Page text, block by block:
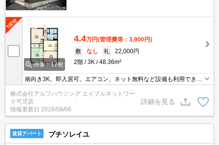
画像：17枚
4.4万円(管理費等：3,900円)
敷
なし 礼
22,000円
2階
3K 48.36m²
南向き3K。即入居可。エアコン、ネット無料など設備も利用できま
す。
株式会社アルフハウジング エイブルネットワー
ク可児店
情報更新日 2026/08/06
詳細を見る
賃貸アパート プチソレイユ